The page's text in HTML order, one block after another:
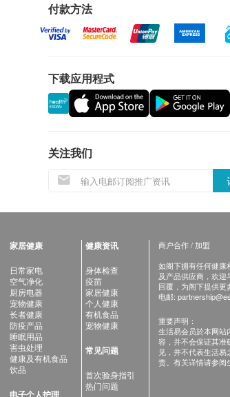
付款方法
下载应用程式
关注我们
家居健康
日常家电
空气净化
厨房电器
宠物健康
长者健康
防疫产品
睡眠用品
害虫处理
健康及有机食品
饮品
电子个人护理
健康资讯
身体检查
疫苗
家居健康
个人健康
有机食品
宠物健康
常见问题
首次验身指引
热门问题
商户合作 / 加盟
如阁下拥有任何健康
及产品供应商，欢迎
回覆，为阁下提供更
电邮:
重要声明：
生活易会员於本网站
容，并不会保证其准
见，并不代表生活
责。有关详情请参阅